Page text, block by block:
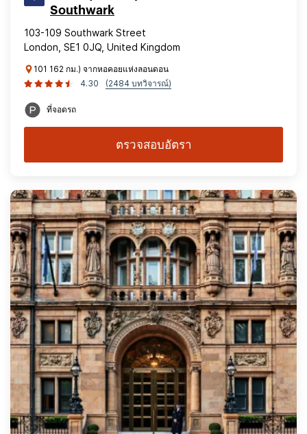
Southwark
103-109 Southwark Street
London, SE1 0JQ, United Kingdom
101 162 กม.) จากหอคอยแห่งลอนดอน
4.30
(2484 บทวิจารณ์)
ที่จอดรถ
ตรวจสอบอัตรา